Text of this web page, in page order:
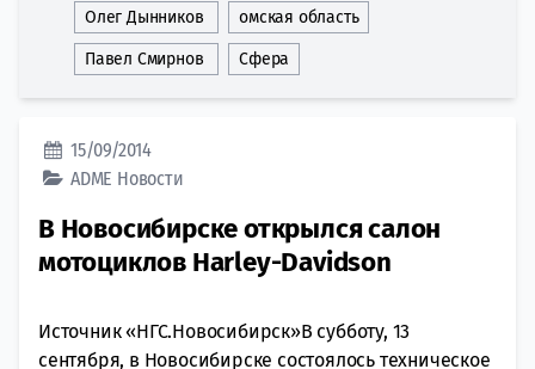
Олег Дынников омская область
Павел Смирнов Сфера
15/09/2014
ADME Новости
В Новосибирске открылся салон
мотоциклов Harley-Davidson
Источник «НГС.Новосибирск»В субботу, 13
сентября, в Новосибирске состоялось техническое